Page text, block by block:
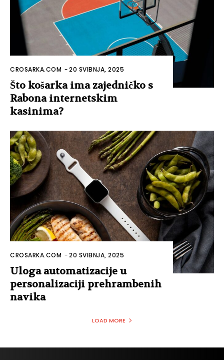
CROSARKA.COM -20 SVIBNJA, 2025
Što košarka ima zajedničko s
Rabona internetskim
kasinima?
CROSARKA.COM -20 SVIBNJA, 2025
Uloga automatizacije u
personalizaciji prehrambenih
navika
LOAD MORE